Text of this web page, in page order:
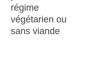
régime
végétarien ou
sans viande